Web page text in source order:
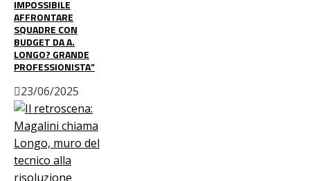
IMPOSSIBILE
AFFRONTARE
SQUADRE CON
BUDGET DA A.
LONGO? GRANDE
PROFESSIONISTA”
23/06/2025